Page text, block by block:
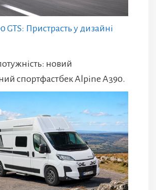
GTS: Пристрасть у дизайні
новий
спортфастбек Alpine A390.